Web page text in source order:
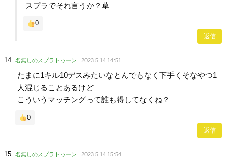
スプラでそれ言うか？草
0
返信
名無しのスプラトゥーン 2023.5.14 14:51
たまに1キル10デスみたいなとんでもなく下手くそなやつ1
人混じることあるけど
こういうマッチングって誰も得してなくね？
0
返信
名無しのスプラトゥーン 2023.5.14 15:54